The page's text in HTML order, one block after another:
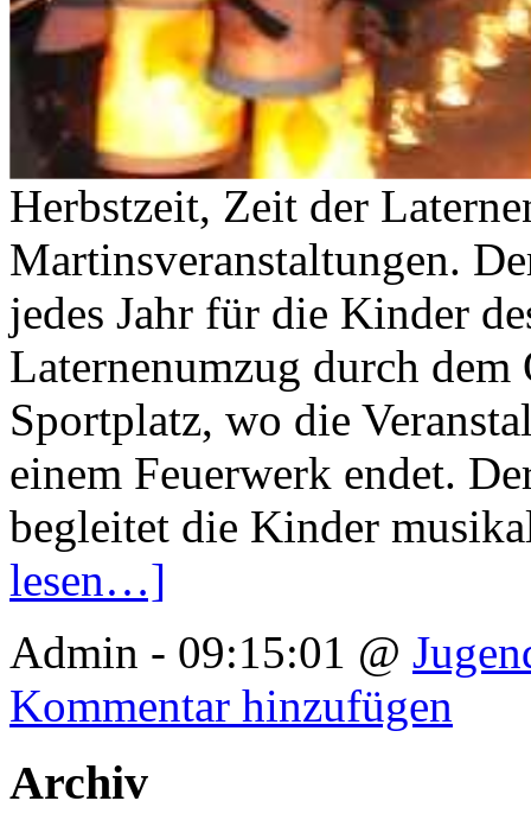
Herbstzeit, Zeit der
Martinsveranstaltungen.
jedes Jahr für die Kinder
Laternenumzug durch
Sportplatz, wo die
einem Feuerwerk endet.
begleitet die Kinder
lesen…]
Admin - 09:15:01 @
Kommentar hinzufügen
Archiv